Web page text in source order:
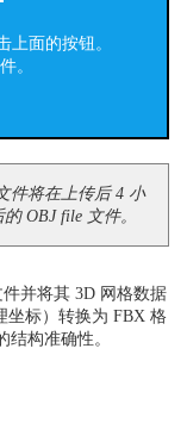
上面的按钮。
。
件将在上传后 4 小
OBJ file 文件。
并将其 3D 网格数据
坐标）转换为 FBX 格
结构准确性。